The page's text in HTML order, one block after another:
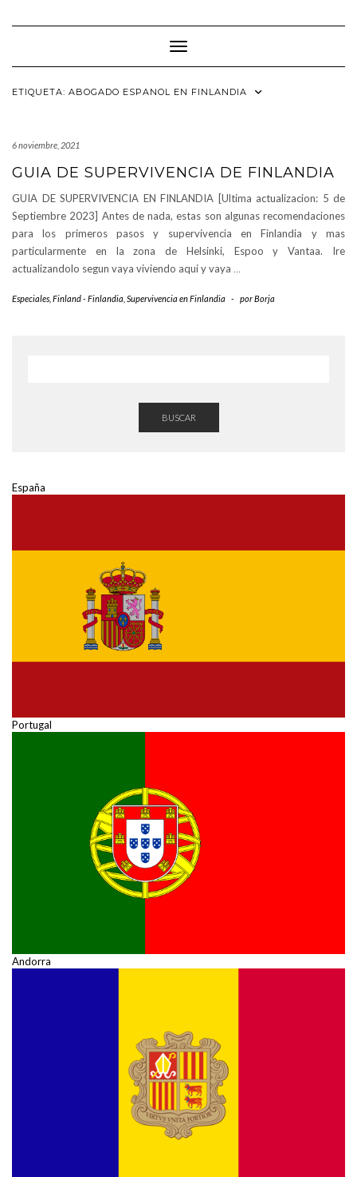
Cambiar modo de navegación
ETIQUETA: ABOGADO ESPANOL EN FINLANDIA
6 noviembre, 2021
GUIA DE SUPERVIVENCIA DE FINLANDIA
GUIA DE SUPERVIVENCIA EN FINLANDIA [Ultima actualizacion: 5 de
Septiembre 2023] Antes de nada, estas son algunas recomendaciones
para los primeros pasos y supervivencia en Finlandia y mas
particularmente en la zona de Helsinki, Espoo y Vantaa. Ire
actualizandolo segun vaya viviendo aqui y vaya …
Especiales Finland - Finlandia Supervivencia en Finlandia - porBorja
BUSCAR
España
Portugal
Andorra